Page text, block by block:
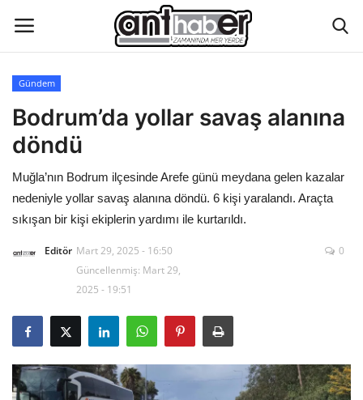
Künye
Eğitim
Aktüel Magazin
Asayiş
Gündem
Bodrum’da yollar savaş alanına
döndü
Muğla’nın Bodrum ilçesinde Arefe günü meydana gelen kazalar
nedeniyle yollar savaş alanına döndü. 6 kişi yaralandı. Araçta
sıkışan bir kişi ekiplerin yardımı ile kurtarıldı.
Editör Mart 29, 2025 - 16:50
Güncellenmiş: Mart 29,
2025 - 19:51
0